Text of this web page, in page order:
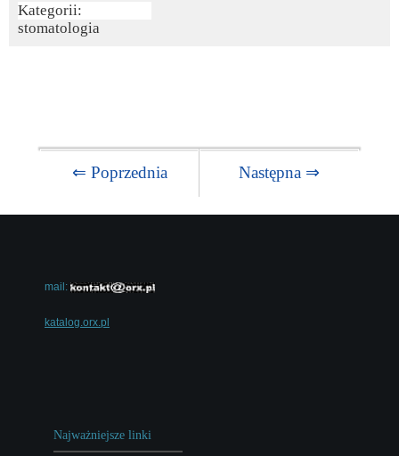
Kategorii:
stomatologia
⇐ Poprzednia Następna ⇒
mail:
katalog.orx.pl
Najważniejsze linki